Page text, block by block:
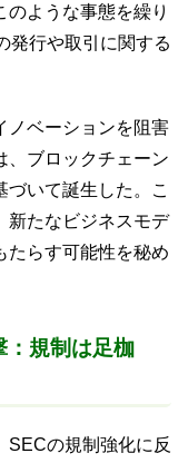
ような事態を繰り
発行や取引に関する
ノベーションを阻害
、ブロックチェーン
いて誕生した。こ
新たなビジネスモデ
たらす可能性を秘め
：規制は足枷
SECの規制強化に反